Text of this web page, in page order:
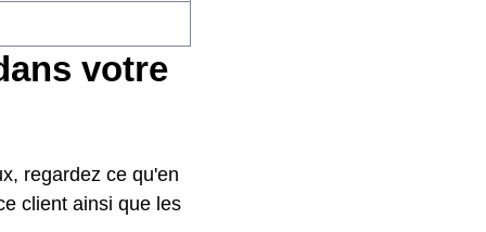
votre
regardez ce qu'en
client ainsi que les